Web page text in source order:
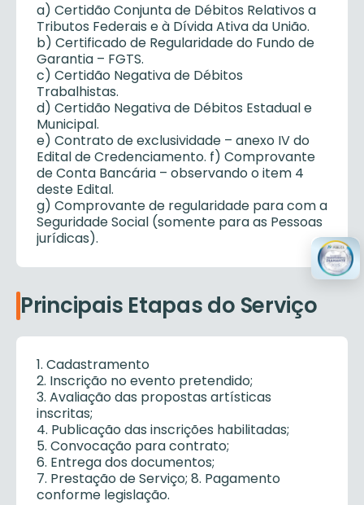
a) Certidão Conjunta de Débitos Relativos a
Tributos Federais e à Dívida Ativa da União.
b) Certificado de Regularidade do Fundo de
Garantia – FGTS.
c) Certidão Negativa de Débitos
Trabalhistas.
d) Certidão Negativa de Débitos Estadual e
Municipal.
e) Contrato de exclusividade – anexo IV do
Edital de Credenciamento. f) Comprovante
de Conta Bancária – observando o item 4
deste Edital.
g) Comprovante de regularidade para com a
Seguridade Social (somente para as Pessoas
jurídicas).
Principais Etapas do Serviço
1. Cadastramento
2. Inscrição no evento pretendido;
3. Avaliação das propostas artísticas
inscritas;
4. Publicação das inscrições habilitadas;
5. Convocação para contrato;
6. Entrega dos documentos;
7. Prestação de Serviço; 8. Pagamento
conforme legislação.